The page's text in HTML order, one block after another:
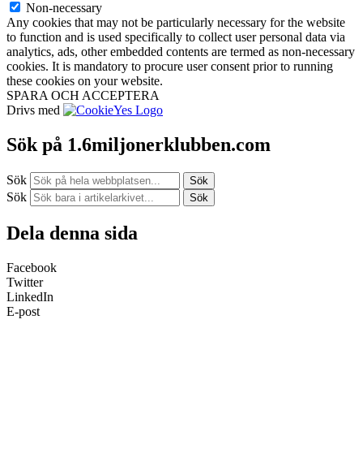
Non-necessary
Any cookies that may not be particularly necessary for the website
to function and is used specifically to collect user personal data via
analytics, ads, other embedded contents are termed as non-necessary
cookies. It is mandatory to procure user consent prior to running
these cookies on your website.
SPARA OCH ACCEPTERA
Drivs med
Sök på 1.6miljonerklubben.com
Sök Sök
Sök Sök
Dela denna sida
Facebook
Twitter
LinkedIn
E-post